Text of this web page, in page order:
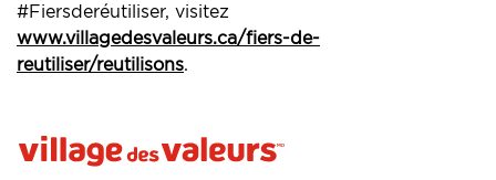
#Fiersderéutiliser, visitez
www.villagedesvaleurs.ca/fiers-de-
reutiliser/reutilisons.